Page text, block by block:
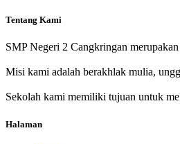
Tentang Kami
SMP Negeri 2 Cangkringan
Misi kami adalah berakhlak mulia,
Sekolah kami memiliki tujuan untuk
Halaman